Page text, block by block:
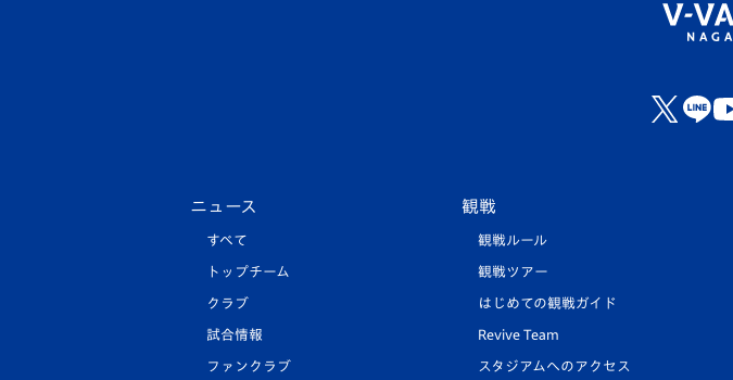
ニュース
すべて
トップチーム
クラブ
試合情報
ファンクラブ
観戦
観戦ルール
観戦ツアー
はじめての観戦ガイド
Revive Team
スタジアムへのアクセス